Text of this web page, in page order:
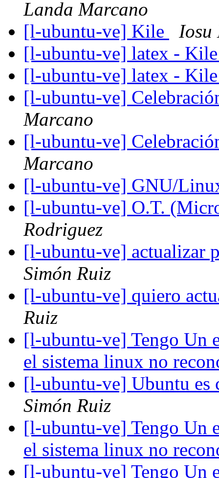
Landa Marcano
[l-ubuntu-ve] Kile
Iosu
[l-ubuntu-ve] latex -
[l-ubuntu-ve] latex -
[l-ubuntu-ve]
Marcano
[l-ubuntu-ve]
Marcano
[l-ubuntu-ve] GNU/
[l-ubuntu-ve] O.T.
Rodriguez
[l-ubuntu-ve] actualizar
Simón Ruiz
[l-ubuntu-ve] quiero
Ruiz
[l-ubuntu-ve] Tengo Un
el sistema linux no
[l-ubuntu-ve] Ubuntu es
Simón Ruiz
[l-ubuntu-ve] Tengo Un
el sistema linux no
[l-ubuntu-ve] Tengo Un